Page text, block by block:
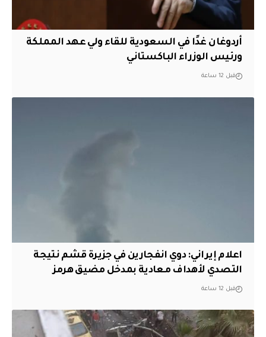
أردوغان غدًا في السعودية للقاء ولي عهد المملكة
ورئيس الوزراء الباكستاني
قبل 12 ساعة
اعلام إيراني: دوي انفجارين في جزيرة قشم نتيجة
التصدي لأهداف معادية بمدخل مضيق هرمز
قبل 12 ساعة